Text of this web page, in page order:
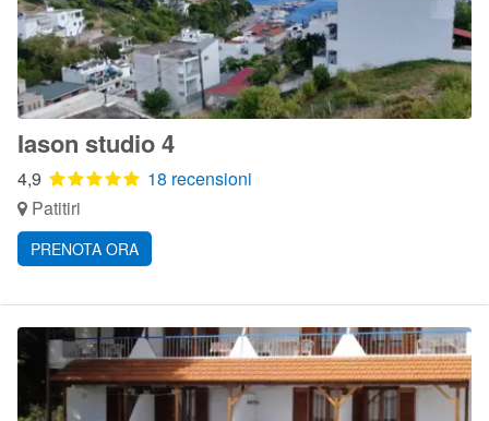
Iason studio 4
4,9
18 recensioni
Patitiri
PRENOTA ORA